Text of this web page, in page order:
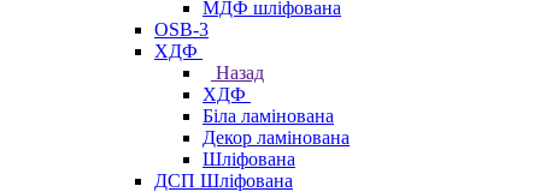
МДФ шліфована
OSB-3
ХДФ
Назад
ХДФ
Біла ламінована
Декор ламінована
Шліфована
ДСП Шліфована